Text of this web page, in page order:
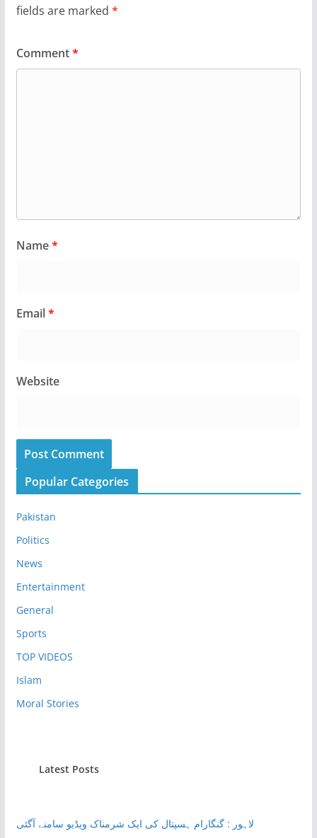
fields are marked *
Comment*
Name*
Email*
Website
Popular Categories
Pakistan
Politics
News
Entertainment
General
Sports
TOP VIDEOS
Islam
Moral Stories
Latest Posts
لاہور : گنگارام ہسپتال کی ایک شرمناک ویڈیو سامنے آگئی